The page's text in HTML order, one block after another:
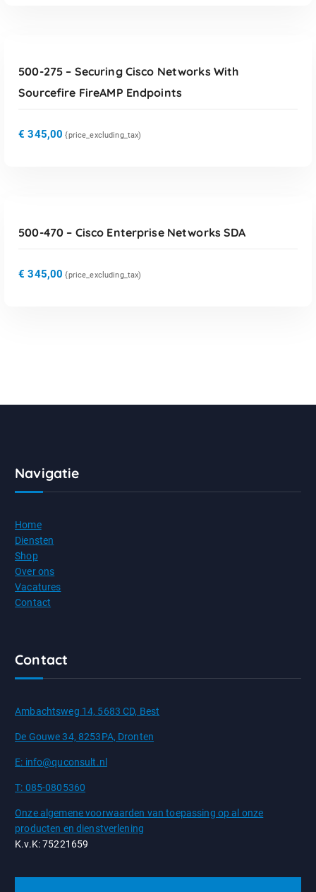
500-275 – Securing Cisco Networks With
Sourcefire FireAMP Endpoints
€ 345,00 {price_excluding_tax)
500-470 – Cisco Enterprise Networks SDA
€ 345,00 {price_excluding_tax)
Navigatie
Home
Diensten
Shop
Over ons
Vacatures
Contact
Contact
Ambachtsweg 14, 5683 CD, Best
De Gouwe 34, 8253PA, Dronten
E: info@quconsult.nl
T: 085-0805360
Onze algemene voorwaarden van toepassing op al onze
producten en dienstverlening
K.v.K: 75221659